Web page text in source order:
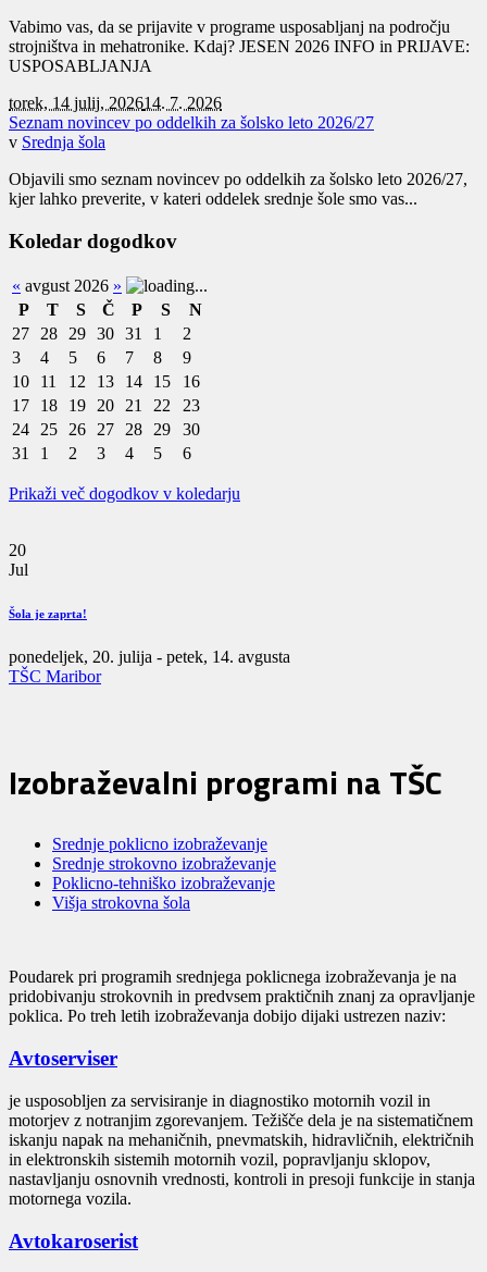
Vabimo vas, da se prijavite v programe usposabljanj na področju
strojništva in mehatronike. Kdaj? JESEN 2026 INFO in PRIJAVE:
USPOSABLJANJA
torek, 14 julij, 202614. 7. 2026
Seznam novincev po oddelkih za šolsko leto 2026/27
v Srednja šola
Objavili smo seznam novincev po oddelkih za šolsko leto 2026/27,
kjer lahko preverite, v kateri oddelek srednje šole smo vas...
Koledar dogodkov
« avgust 2026 »
P
T S Č P S
N
27 28 29 30 31 1
2
3
4 5 6 7 8
9
10
11 12 13 14 15
16
17
18 19 20 21 22
23
24 25 26 27 28 29
30
31
1 2 3 4 5 6
Prikaži več dogodkov v koledarju
20
Jul
Šola je zaprta!
ponedeljek, 20. julija - petek, 14. avgusta
TŠC Maribor
Izobraževalni programi na TŠC
Srednje poklicno izobraževanje
Srednje strokovno izobraževanje
Poklicno-tehniško izobraževanje
Višja strokovna šola
Poudarek pri programih srednjega poklicnega izobraževanja je na
pridobivanju strokovnih in predvsem praktičnih znanj za opravljanje
poklica. Po treh letih izobraževanja dobijo dijaki ustrezen naziv:
Avtoserviser
je usposobljen za servisiranje in diagnostiko motornih vozil in
motorjev z notranjim zgorevanjem. Težišče dela je na sistematičnem
iskanju napak na mehaničnih, pnevmatskih, hidravličnih, električnih
in elektronskih sistemih motornih vozil, popravljanju sklopov,
nastavljanju osnovnih vrednosti, kontroli in presoji funkcije in stanja
motornega vozila.
Avtokaroserist